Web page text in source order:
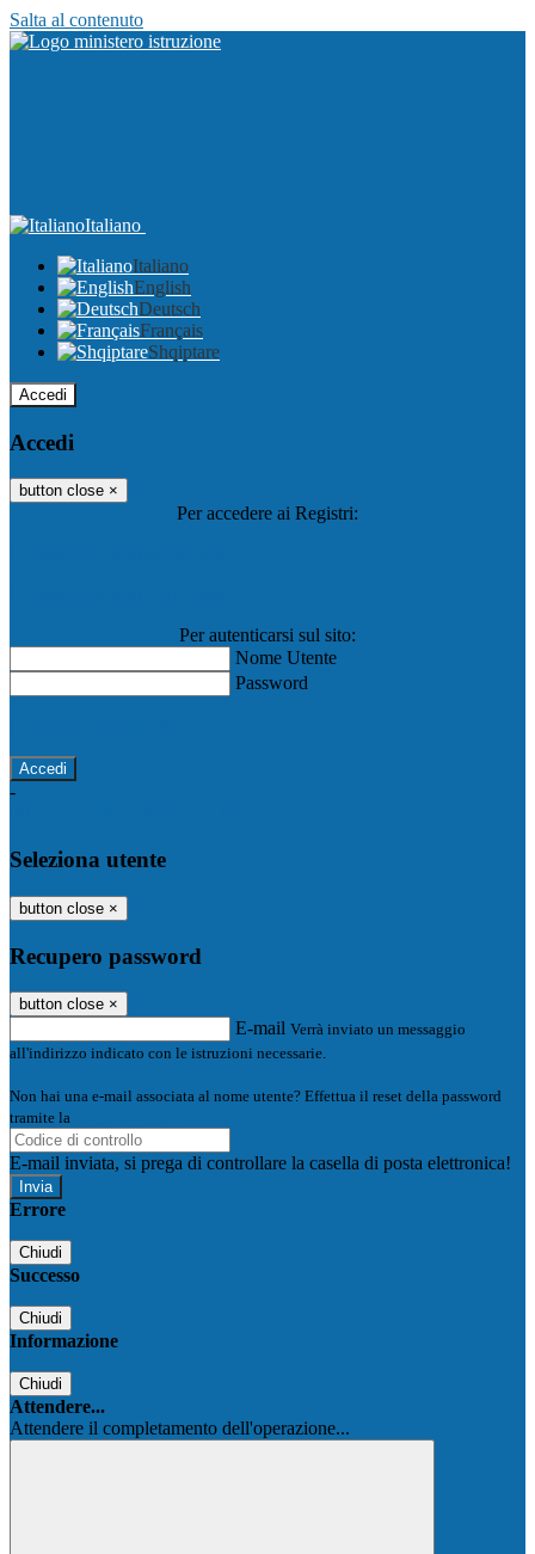
Salta al contenuto
Italiano
Italiano
English
Deutsch
Français
Shqiptare
Accedi
Accedi
button close ×
Per accedere ai Registri:
Per autenticarsi sul sito:
Nome Utente
Password
-
Seleziona utente
button close ×
Recupero password
button close ×
E-mail Verrà inviato un messaggio
all'indirizzo indicato con le istruzioni necessarie.
Non hai una e-mail associata al nome utente? Effettua il reset della password
tramite la
E-mail inviata, si prega di controllare la casella di posta elettronica!
Errore
Chiudi
Successo
Chiudi
Informazione
Chiudi
Attendere...
Attendere il completamento dell'operazione...